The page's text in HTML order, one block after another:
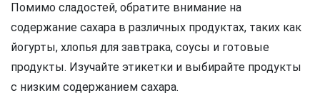
Помимо сладостей, обратите внимание на
содержание сахара в различных продуктах, таких как
йогурты, хлопья для завтрака, соусы и готовые
продукты. Изучайте этикетки и выбирайте продукты
с низким содержанием сахара.